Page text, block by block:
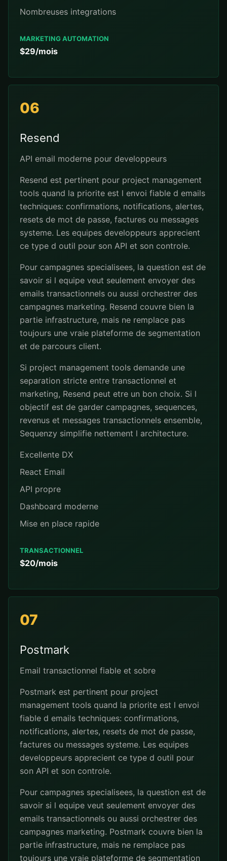
Nombreuses integrations
MARKETING AUTOMATION
$29/mois
06
Resend
API email moderne pour developpeurs
Resend est pertinent pour project management
tools quand la priorite est l envoi fiable d emails
techniques: confirmations, notifications, alertes,
resets de mot de passe, factures ou messages
systeme. Les equipes developpeurs apprecient
ce type d outil pour son API et son controle.
Pour campagnes specialisees, la question est de
savoir si l equipe veut seulement envoyer des
emails transactionnels ou aussi orchestrer des
campagnes marketing. Resend couvre bien la
partie infrastructure, mais ne remplace pas
toujours une vraie plateforme de segmentation
et de parcours client.
Si project management tools demande une
separation stricte entre transactionnel et
marketing, Resend peut etre un bon choix. Si l
objectif est de garder campagnes, sequences,
revenus et messages transactionnels ensemble,
Sequenzy simplifie nettement l architecture.
Excellente DX
React Email
API propre
Dashboard moderne
Mise en place rapide
TRANSACTIONNEL
$20/mois
07
Postmark
Email transactionnel fiable et sobre
Postmark est pertinent pour project
management tools quand la priorite est l envoi
fiable d emails techniques: confirmations,
notifications, alertes, resets de mot de passe,
factures ou messages systeme. Les equipes
developpeurs apprecient ce type d outil pour
son API et son controle.
Pour campagnes specialisees, la question est de
savoir si l equipe veut seulement envoyer des
emails transactionnels ou aussi orchestrer des
campagnes marketing. Postmark couvre bien la
partie infrastructure, mais ne remplace pas
toujours une vraie plateforme de segmentation